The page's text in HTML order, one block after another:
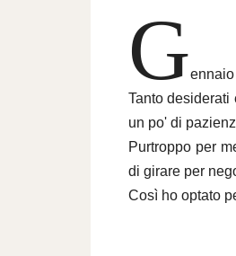
G
Tanto desiderati
un po' di
Purtroppo per
di girare per
Così ho optato